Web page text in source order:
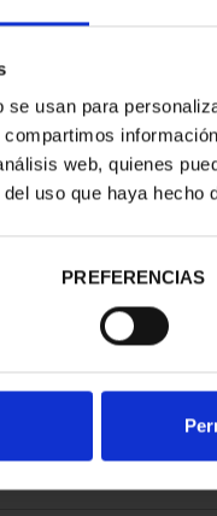
usan para
web, quienes
uso que haya hecho
PREFERENCIAS
PROVINCIA